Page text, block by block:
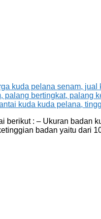
: – Ukuran badan
badan yaitu dari